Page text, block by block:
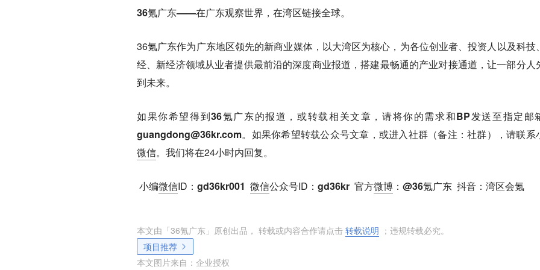
36氪广东——在广东观察世界，在湾区链接全球。
36氪广东作为广东地区领先的新商业媒体，以大湾区为核心，为各位创业者、投资人以及科技
经、新经济领域从业者提供最前沿的深度商业报道，搭建最畅通的产业对接通道，让一部分人
到未来。
如果你希望得到36氪广东的报道 ，或转载相关文章 ，请将你的需求和BP发送至指定邮
guangdong@36kr.com。如果你希望转载公众号文章 ，或进入社群（备注：社群）
，请联系
微信。我们将在24小时内回复。
小编微信ID ：gd36kr001 微信公众号ID ：gd36kr 官方微博 ：@36氪广东 抖音 ：湾区会氪
本文由「36氪广东 」原创出品， 转载或内容合作请点击 转载说明 ；违规转载必究。
项目推荐
本文图片来自： 企业授权